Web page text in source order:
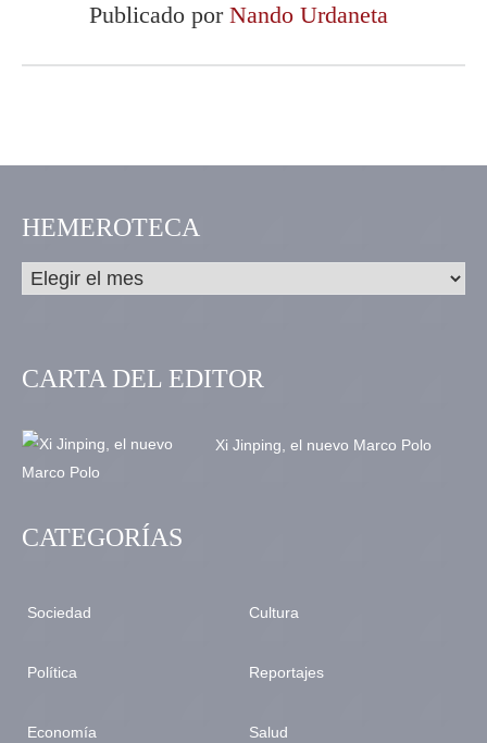
Publicado por Nando Urdaneta
HEMEROTECA
CARTA DEL EDITOR
Xi Jinping, el nuevo Marco Polo
CATEGORÍAS
Sociedad
Política
Economía
Cultura
Reportajes
Salud